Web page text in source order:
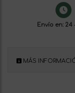
Envío en: 24
MÁS